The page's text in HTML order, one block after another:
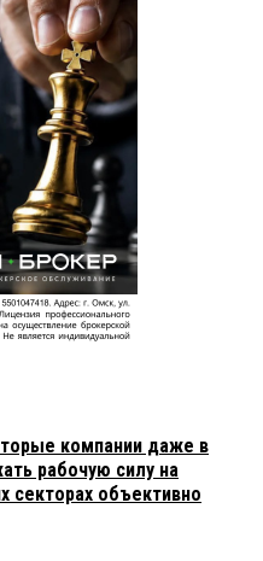
компании даже в
рабочую силу на
секторах объективно